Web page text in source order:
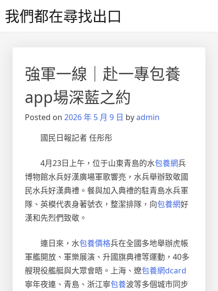
to我們都在尋找出口
強軍一線｜赴一專包養
app場深藍之約
Posted on 2026 年 5 月 9 日 byadmin
國民日報記者 任彤彤
4月23日上午，位于山東青島的水包養網兵
博物館水兵好漢廣場軍歌響亮，水兵舉辦致敬國
民水兵好漢典禮。餐與加入典禮的駐青島水兵軍
隊、英模代表身著號衣，整潔排隊，向包養網好
漢和先烈們致敬。
連日來，水包養價格兵在全國多地舉辦虎帳
軍艦開放、軍樂展演、升國旗典禮等運動，40多
艘現役艦艇與大眾會晤。上海、遼包養網dcard
寧年夜連、青島、浙江寧包養波等多個城市同步